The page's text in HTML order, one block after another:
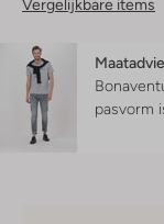
Vergelijkbare items
pasvorm